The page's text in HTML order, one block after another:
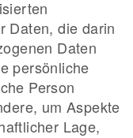
Daten, die darin
Daten
persönliche
Person
um Aspekte
Lage,